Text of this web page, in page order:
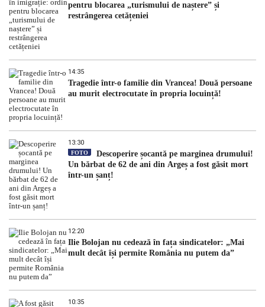
pentru blocarea „turismului de naștere” și
restrângerea cetățeniei
14:35
Tragedie într-o familie din Vrancea! Două persoane
au murit electrocutate în propria locuință!
13:30
FOTO
Descoperire șocantă pe marginea drumului!
Un bărbat de 62 de ani din Argeș a fost găsit mort
într-un șanț!
12:20
Ilie Bolojan nu cedează în fața sindicatelor: „Mai
mult decât își permite România nu putem da”
10:35